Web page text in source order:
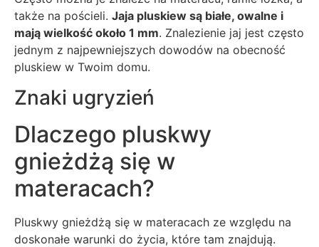
także na pościeli. Jaja pluskiew są białe, owalne i
mają wielkość około 1 mm. Znalezienie jaj jest często
jednym z najpewniejszych dowodów na obecność
pluskiew w Twoim domu.
Znaki ugryzień
Dlaczego pluskwy
gnieżdżą się w
materacach?
Pluskwy gnieżdżą się w materacach ze względu na
doskonałe warunki do życia, które tam znajdują.